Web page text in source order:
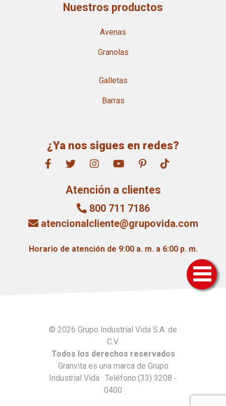
Nuestros productos
Avenas
Granolas
Galletas
Barras
¿Ya nos sigues en redes?
Atención a clientes
800 711 7186
atencionalcliente@grupovida.com
Horario de atención de 9:00 a. m. a 6:00 p. m.
© 2026 Grupo Industrial Vida S.A. de
C.V.
Todos los derechos reservados
Granvita es una marca de Grupo
Industrial Vida · Teléfono:(33) 3208 -
0400